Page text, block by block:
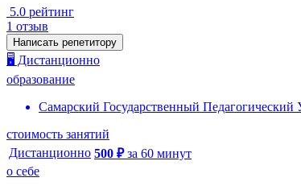
5.0 рейтинг
1 отзыв
Написать репетитору
🖥️ Дистанционно
образование
Самарский Государственный Педагогический
стоимость занятий
Дистанционно 500 ₽ за 60 минут
о себе